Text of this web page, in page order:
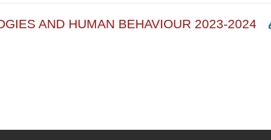
AND HUMAN BEHAVIOUR 2023-2024